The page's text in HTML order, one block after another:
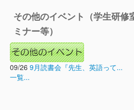
その他のイベント（学生研修
ミナー等）
09/26 9月読書会『先生、英語って...
一覧...